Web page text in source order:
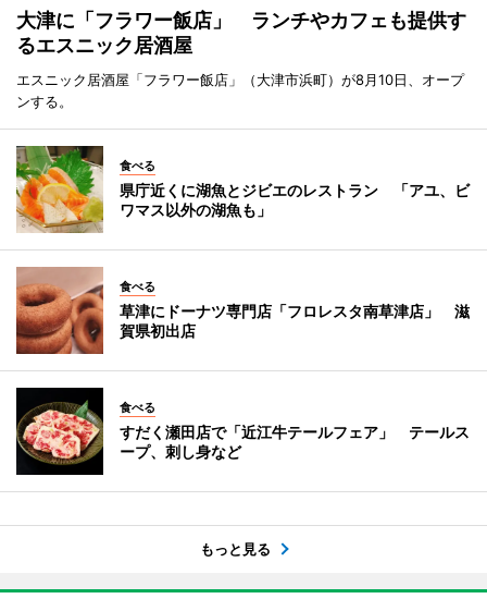
大津に「フラワー飯店」 ランチやカフェも提供す
るエスニック居酒屋
エスニック居酒屋「フラワー飯店」（大津市浜町）が8月10日、オープ
ンする。
食べる
県庁近くに湖魚とジビエのレストラン 「アユ、ビ
ワマス以外の湖魚も」
食べる
草津にドーナツ専門店「フロレスタ南草津店」 滋
賀県初出店
食べる
すだく瀬田店で「近江牛テールフェア」 テールス
ープ、刺し身など
もっと見る